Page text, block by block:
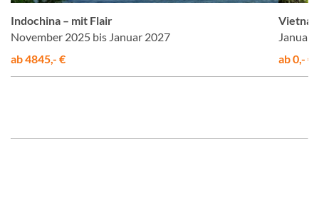
Indochina – mit Flair
November 2025 bis Januar 2027
ab 4845,- €
Januar
ab 0,- €